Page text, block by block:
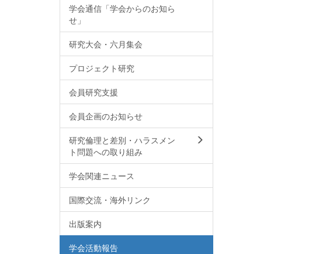
学会通信「学会からのお知ら
せ」
研究大会・六月集会
プロジェクト研究
会員研究支援
会員企画のお知らせ
研究倫理と差別・ハラスメン
ト問題への取り組み
学会関連ニュース
国際交流・海外リンク
出版案内
学会活動報告